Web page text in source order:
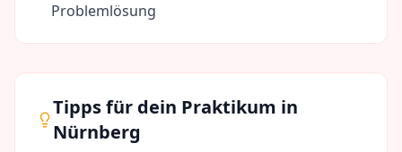
Problemlösung
Tipps für dein Praktikum in
Nürnberg